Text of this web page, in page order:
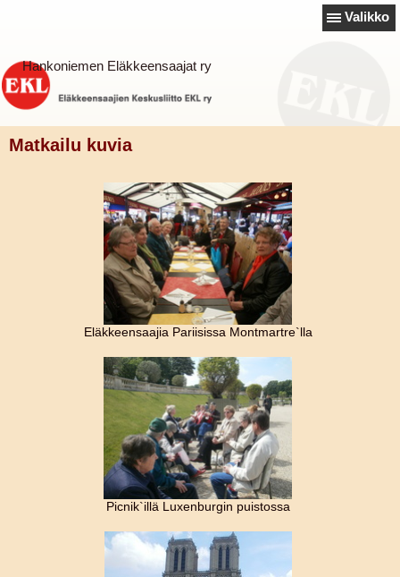
Valikko
Hankoniemen Eläkkeensaajat ry
Matkailu kuvia
Eläkkeensaajia Pariisissa Montmartre`lla
Picnik`illä Luxenburgin puistossa